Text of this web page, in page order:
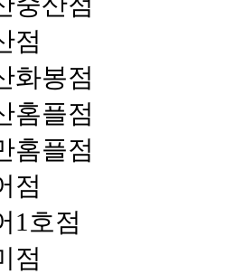
점
화봉점
홈플점
홈플점
점
1호점
점